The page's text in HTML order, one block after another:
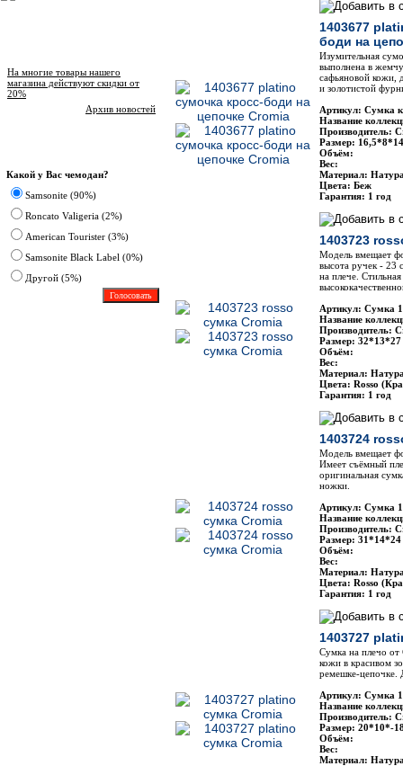
На многие товары нашего
магазина действуют скидки от
20%
Архив новостей
Какой у Вас чемодан?
Samsonite (90%)
Roncato Valigeria (2%)
American Tourister (3%)
Samsonite Black Label (0%)
Другoй (5%)
1403677
боди на
Изумительная
выполнена в
сафьяновой кожи,
и золотистой
Артикул: Сумка
Название
Производитель:
Размер:
Объём:
Вес:
Материал:
Цвета: Беж
Гарантия: 1 год
1403723
Модель вмещает
высота ручек - 23
на плече.
Артикул: Сумка
Название
Производитель:
Размер: 32*13*27
Объём:
Вес:
Материал:
Цвета: Rosso
Гарантия: 1 год
1403724
Модель вмещает
Имеет съёмный
оригинальная
ножки.
Артикул: Сумка
Название
Производитель:
Размер: 31*14*24
Объём:
Вес:
Материал:
Цвета: Rosso
Гарантия: 1 год
1403727
Сумка на плечо от
кожи в красивом
ремешке-цепочке.
Артикул: Сумка
Название
Производитель:
Размер: 20*10*-
Объём:
Вес:
Материал: